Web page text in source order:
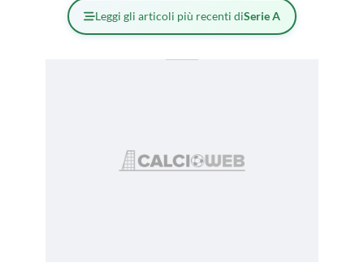
Leggi gli articoli più recenti diSerie A